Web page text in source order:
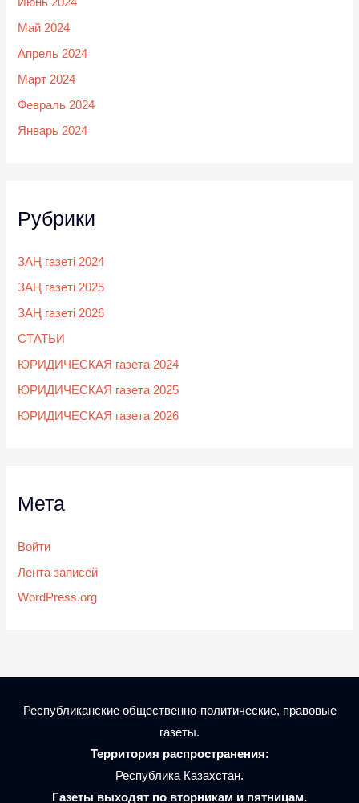
Июнь 2024
Май 2024
Апрель 2024
Март 2024
Февраль 2024
Январь 2024
Рубрики
ЗАҢ газеті 2024
ЗАҢ газеті 2025
ЗАҢ газеті 2026
СТАТЬИ
ЮРИДИЧЕСКАЯ газета 2024
ЮРИДИЧЕСКАЯ газета 2025
ЮРИДИЧЕСКАЯ газета 2026
Мета
Войти
Лента записей
WordPress.org
Республиканские общественно-политические, правовые
газеты.
Территория распространения:
Республика Казахстан.
Газеты выходят по вторникам и пятницам.